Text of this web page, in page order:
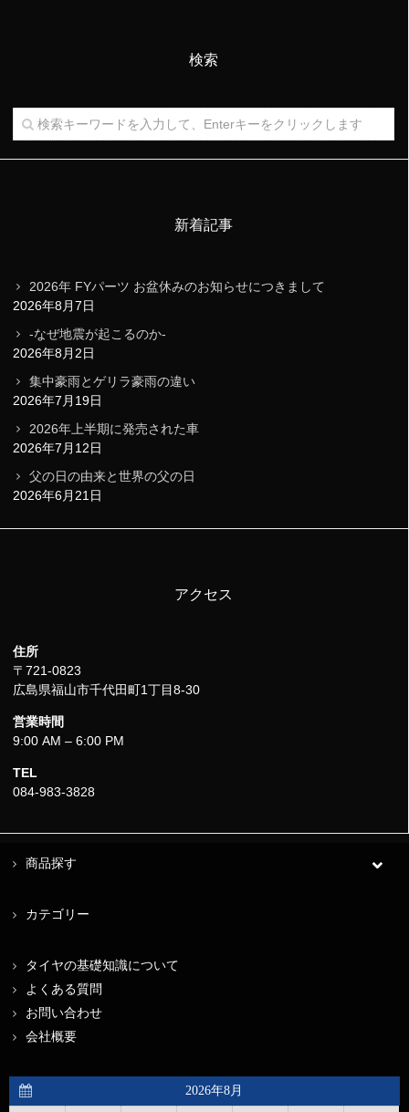
検索
新着記事
2026年 FYパーツ お盆休みのお知らせにつきまして
2026年8月7日
-なぜ地震が起こるのか-
2026年8月2日
集中豪雨とゲリラ豪雨の違い
2026年7月19日
2026年上半期に発売された車
2026年7月12日
父の日の由来と世界の父の日
2026年6月21日
アクセス
住所
〒721-0823
広島県福山市千代田町1丁目8-30
営業時間
9:00 AM – 6:00 PM
TEL
084-983-3828
商品探す
カテゴリー
タイヤの基礎知識について
よくある質問
お問い合わせ
会社概要
2026年8月